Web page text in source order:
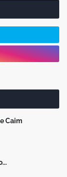
Caim